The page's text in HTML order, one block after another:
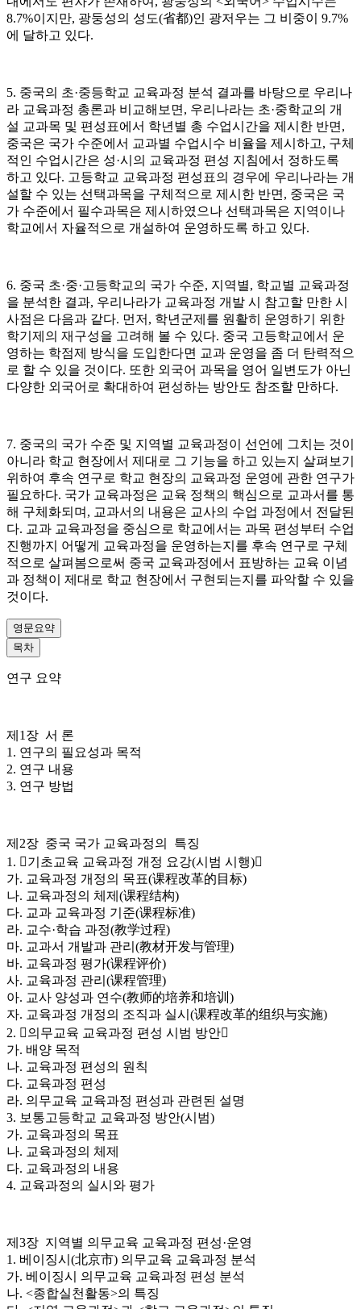
8.7%이지만, 광둥성의 성도(省都)인 광저우는 그 비중이 9.7%
에 달하고 있다.
5. 중국의 초·중등학교 교육과정 분석 결과를 바탕으로 우리나
라 교육과정 총론과 비교해보면, 우리나라는 초·중학교의 개
설 교과목 및 편성표에서 학년별 총 수업시간을 제시한 반면,
중국은 국가 수준에서 교과별 수업시수 비율을 제시하고, 구체
적인 수업시간은 성·시의 교육과정 편성 지침에서 정하도록
하고 있다. 고등학교 교육과정 편성표의 경우에 우리나라는 개
설할 수 있는 선택과목을 구체적으로 제시한 반면, 중국은 국
가 수준에서 필수과목은 제시하였으나 선택과목은 지역이나
학교에서 자율적으로 개설하여 운영하도록 하고 있다.
6. 중국 초·중·고등학교의 국가 수준, 지역별, 학교별 교육과정
을 분석한 결과, 우리나라가 교육과정 개발 시 참고할 만한 시
사점은 다음과 같다. 먼저, 학년군제를 원활히 운영하기 위한
학기제의 재구성을 고려해 볼 수 있다. 중국 고등학교에서 운
영하는 학점제 방식을 도입한다면 교과 운영을 좀 더 탄력적으
로 할 수 있을 것이다. 또한 외국어 과목을 영어 일변도가 아닌
다양한 외국어로 확대하여 편성하는 방안도 참조할 만하다.
7. 중국의 국가 수준 및 지역별 교육과정이 선언에 그치는 것이
아니라 학교 현장에서 제대로 그 기능을 하고 있는지 살펴보기
위하여 후속 연구로 학교 현장의 교육과정 운영에 관한 연구가
필요하다. 국가 교육과정은 교육 정책의 핵심으로 교과서를 통
해 구체화되며, 교과서의 내용은 교사의 수업 과정에서 전달된
다. 교과 교육과정을 중심으로 학교에서는 과목 편성부터 수업
진행까지 어떻게 교육과정을 운영하는지를 후속 연구로 구체
적으로 살펴봄으로써 중국 교육과정에서 표방하는 교육 이념
과 정책이 제대로 학교 현장에서 구현되는지를 파악할 수 있을
것이다.
영문요약
목차
연구 요약
제1장 서 론
1. 연구의 필요성과 목적
2. 연구 내용
3. 연구 방법
제2장 중국 국가 교육과정의 특징
1. 󰡔기초교육 교육과정 개정 요강(시범 시행)󰡕
가. 교육과정 개정의 목표(课程改革的目标)
나. 교육과정의 체제(课程结构)
다. 교과 교육과정 기준(课程标准)
라. 교수·학습 과정(教学过程)
마. 교과서 개발과 관리(教材开发与管理)
바. 교육과정 평가(课程评价)
사. 교육과정 관리(课程管理)
아. 교사 양성과 연수(教师的培养和培训)
자. 교육과정 개정의 조직과 실시(课程改革的组织与实施)
2. 󰡔의무교육 교육과정 편성 시범 방안󰡕
가. 배양 목적
나. 교육과정 편성의 원칙
다. 교육과정 편성
라. 의무교육 교육과정 편성과 관련된 설명
3. 보통고등학교 교육과정 방안(시범)
가. 교육과정의 목표
나. 교육과정의 체제
다. 교육과정의 내용
4. 교육과정의 실시와 평가
제3장 지역별 의무교육 교육과정 편성·운영
1. 베이징시(北京市) 의무교육 교육과정 분석
가. 베이징시 의무교육 교육과정 편성 분석
나. <종합실천활동>의 특징